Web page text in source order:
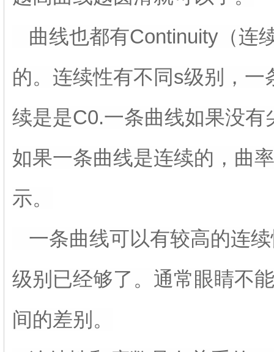
曲线也都有Continuity（连
的。连续性有不同s级别，
续是是C0.一条曲线如果没
如果一条曲线是连续的，曲
示。
一条曲线可以有较高的连
级别已经够了。通常眼睛不
间的差别。